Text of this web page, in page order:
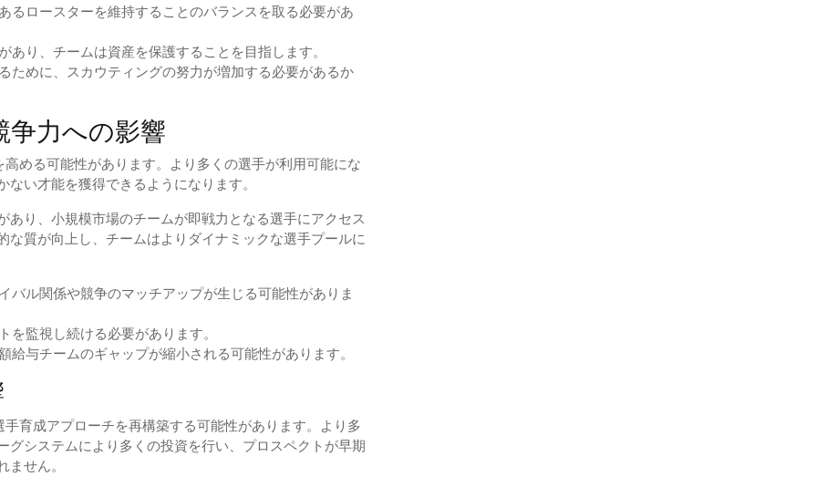
るロースターを維持することのバランスを取る必要があ
り、チームは資産を保護することを目指します。
ために、スカウティングの努力が増加する必要があるか
争力への影響
める可能性があります。より多くの選手が利用可能にな
い才能を獲得できるようになります。
り、小規模市場のチームが即戦力となる選手にアクセス
質が向上し、チームはよりダイナミックな選手プールに
バル関係や競争のマッチアップが生じる可能性がありま
監視し続ける必要があります。
与チームのギャップが縮小される可能性があります。
育成アプローチを再構築する可能性があります。より多
グシステムにより多くの投資を行い、プロスペクトが早期
せん。